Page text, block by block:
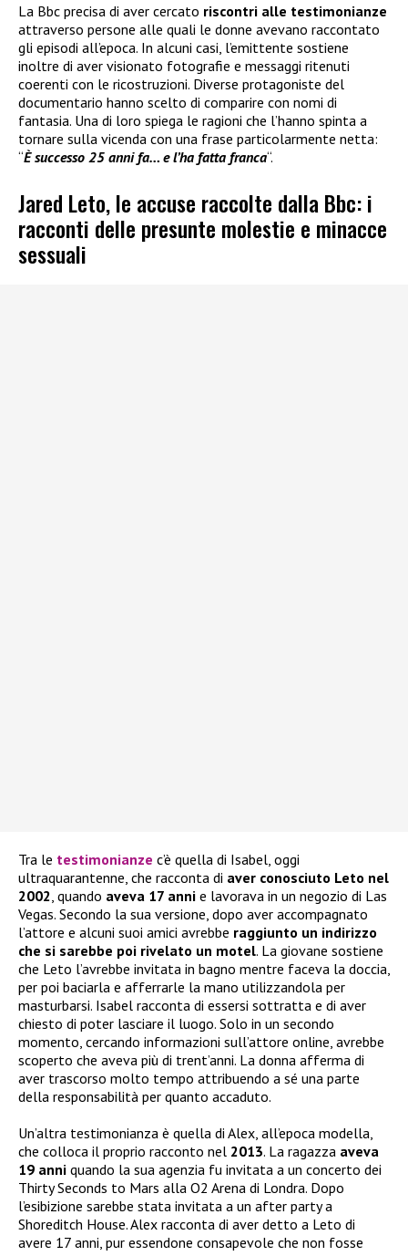
La Bbc precisa di aver cercato riscontri alle testimonianze
attraverso persone alle quali le donne avevano raccontato
gli episodi all’epoca. In alcuni casi, l’emittente sostiene
inoltre di aver visionato fotografie e messaggi ritenuti
coerenti con le ricostruzioni. Diverse protagoniste del
documentario hanno scelto di comparire con nomi di
fantasia. Una di loro spiega le ragioni che l’hanno spinta a
tornare sulla vicenda con una frase particolarmente netta:
“È successo 25 anni fa… e l’ha fatta franca“.
Jared Leto, le accuse raccolte dalla Bbc: i
racconti delle presunte molestie e minacce
sessuali
Tra le testimonianze c’è quella di Isabel, oggi
ultraquarantenne, che racconta di aver conosciuto Leto nel
2002, quando aveva 17 anni e lavorava in un negozio di Las
Vegas. Secondo la sua versione, dopo aver accompagnato
l’attore e alcuni suoi amici avrebbe raggiunto un indirizzo
che si sarebbe poi rivelato un motel. La giovane sostiene
che Leto l’avrebbe invitata in bagno mentre faceva la doccia,
per poi baciarla e afferrarle la mano utilizzandola per
masturbarsi. Isabel racconta di essersi sottratta e di aver
chiesto di poter lasciare il luogo. Solo in un secondo
momento, cercando informazioni sull’attore online, avrebbe
scoperto che aveva più di trent’anni. La donna afferma di
aver trascorso molto tempo attribuendo a sé una parte
della responsabilità per quanto accaduto.
Un’altra testimonianza è quella di Alex, all’epoca modella,
che colloca il proprio racconto nel 2013. La ragazza aveva
19 anni quando la sua agenzia fu invitata a un concerto dei
Thirty Seconds to Mars alla O2 Arena di Londra. Dopo
l’esibizione sarebbe stata invitata a un after party a
Shoreditch House. Alex racconta di aver detto a Leto di
avere 17 anni, pur essendone consapevole che non fosse